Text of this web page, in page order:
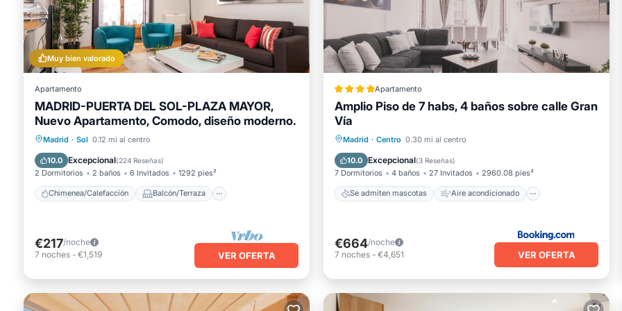
Este El sitio de Adrian en Madrid está bien equipado y tiene todo Instalaciones que se han enumerado a continuación. Tenga
cuenta que estos detalles fueron compartidos por Booking.com para la lista "El sitio de Adrian". Confiamos únicamente en sus
detalles compartidos y somos considerados "precisos". Si tiene alguna preocupación sobre el información o precisión que
esto Apartamento, por favor déjanos saber.
Número de licencia : ESFCTU0000280910003136780000000000000000000000VT48022, VT4802
Muy bien valorado
Apartamento
MADRID-PUERTA DEL SOL-PLAZA MAYOR,
Nuevo Apartamento, Comodo, diseño moderno.
Madrid · Sol 0.12 mi al centro
10.0 Excepcional(224 Reseñas)
2 Dormitorios 2 baños 6 Invitados 1292 pies²
Chimenea/Calefacción Balcón/Terraza
Chimenea/Calefacción
Cocina
Aparcamiento
€217/noche
7 noches - €1,519 VER OFERTA
Apartamento
Amplio Piso de 7 habs, 4 baños sobre calle Gran
Vía
Madrid · Centro 0.30 mi al centro
10.0 Excepcional(3 Reseñas)
7 Dormitorios 4 baños 27 Invitados 2960.08 pies²
Se admiten mascotas Aire acondicionado
Aire acondicionado
Apto para niños
€664/noche
7 noches - €4,651 VER OFERTA